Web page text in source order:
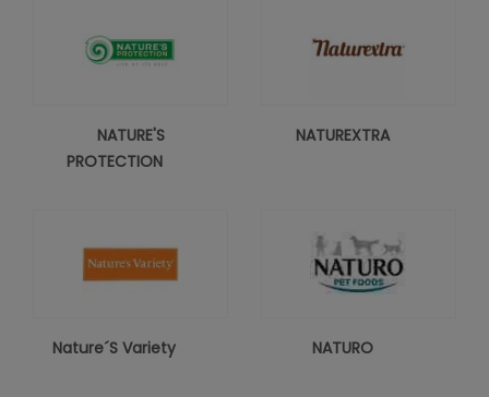
NATURE'S
PROTECTION
NATUREXTRA
Nature´s Variety NATURO